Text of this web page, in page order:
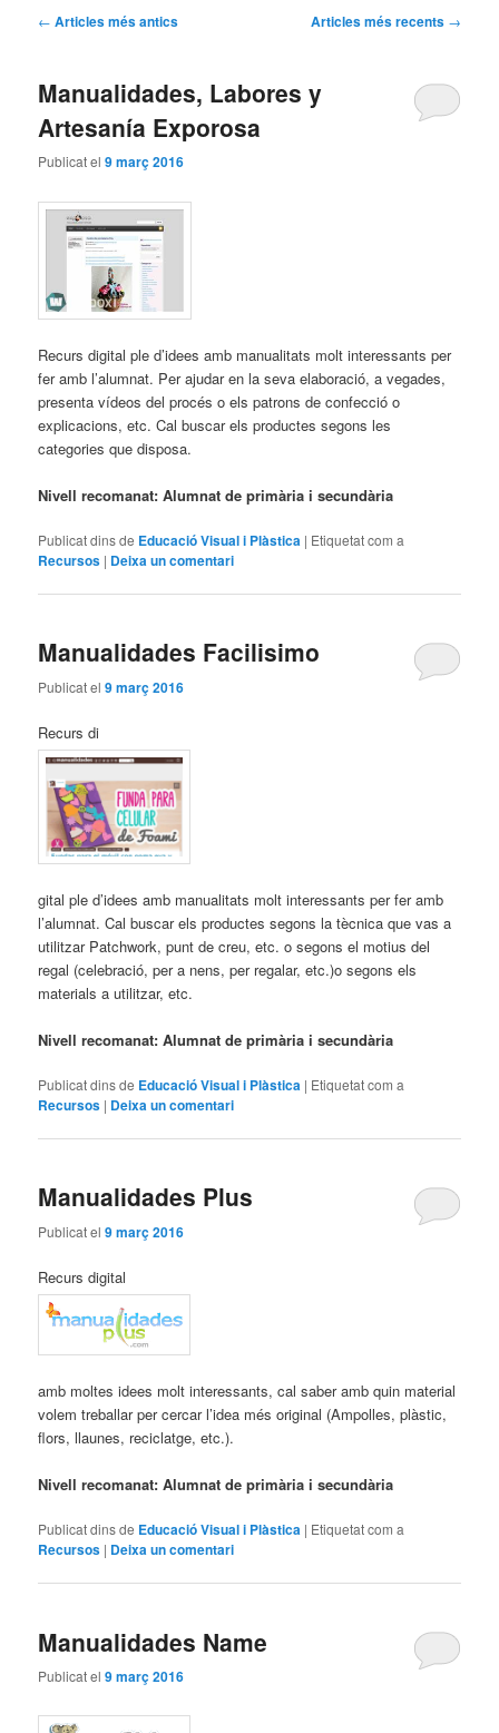
Navegació
← Articles més antics Articles més recents →
Manualidades, Labores y
Artesanía Exporosa
Publicat el9 març 2016
Recurs digital ple d’idees amb manualitats molt interessants per
fer amb l’alumnat. Per ajudar en la seva elaboració, a vegades,
presenta vídeos del procés o els patrons de confecció o
explicacions, etc. Cal buscar els productes segons les
categories que disposa.
Nivell recomanat: Alumnat de primària i secundària
Publicat dins de Educació Visual i Plàstica | Etiquetat com a
Recursos | Deixa un comentari
Manualidades Facilisimo
Publicat el9 març 2016
Recurs di
gital ple d’idees amb manualitats molt interessants per fer amb
l’alumnat. Cal buscar els productes segons la tècnica que vas a
utilitzar Patchwork, punt de creu, etc. o segons el motius del
regal (celebració, per a nens, per regalar, etc.)o segons els
materials a utilitzar, etc.
Nivell recomanat: Alumnat de primària i secundària
Publicat dins de Educació Visual i Plàstica | Etiquetat com a
Recursos | Deixa un comentari
Manualidades Plus
Publicat el9 març 2016
Recurs digital
amb moltes idees molt interessants, cal saber amb quin material
volem treballar per cercar l’idea més original (Ampolles, plàstic,
flors, llaunes, reciclatge, etc.).
Nivell recomanat: Alumnat de primària i secundària
Publicat dins de Educació Visual i Plàstica | Etiquetat com a
Recursos | Deixa un comentari
Manualidades Name
Publicat el9 març 2016